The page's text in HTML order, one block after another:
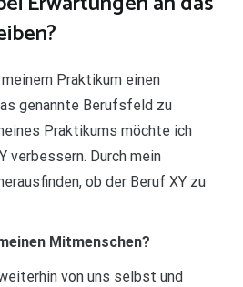
Praktikum einen
genannte Berufsfeld zu
Praktikums möchte ich
verbessern. Durch mein
ob der Beruf XY zu
Mitmenschen?
von uns selbst und